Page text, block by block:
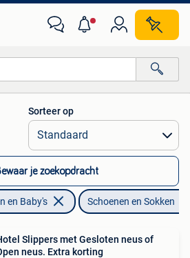
afstanden…
Sorteer op
je zoekopdracht
en Baby's Schoenen en Sokken
Slippers met Gesloten neus of
neus. Extra korting